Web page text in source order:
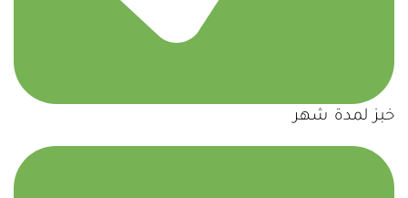
خبز لمدة شهر